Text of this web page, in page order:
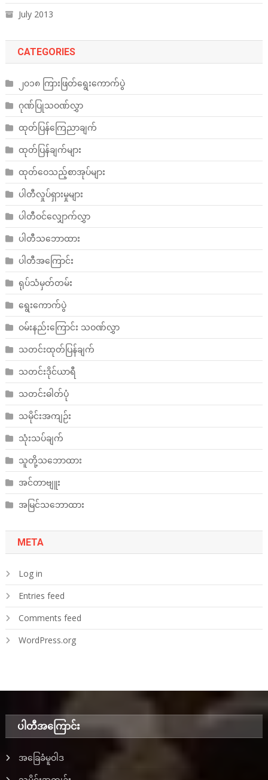
July 2013
CATEGORIES
၂၀၁၈ ကြားဖြတ်ရွေးကောက်ပွဲ
ဂုဏ်ပြုသဝဏ်လွှာ
ထုတ်ပြန်ကြေညာချက်
ထုတ်ပြန်ချက်များ
ထုတ်ဝေသည့်စာအုပ်များ
ပါတီလှုပ်ရှားမှုများ
ပါတီဝင်လျှောက်လွှာ
ပါတီသဘောထား
ပါတီအကြောင်း
ရုပ်သံမှတ်တမ်း
ရွေးကောက်ပွဲ
ဝမ်းနည်းကြောင်း သဝဏ်လွှာ
သတင်းထုတ်ပြန်ချက်
သတင်းဒိုင်ယာရီ
သတင်းဓါတ်ပုံ
သမိုင်းအကျဉ်း
သုံးသပ်ချက်
သူတို့သဘောထား
အင်တာဗျူး
အမြင်သဘောထား
META
Log in
Entries feed
Comments feed
WordPress.org
ပါတီအ‌ကြောင်း
အခြေခံမူဝါဒ